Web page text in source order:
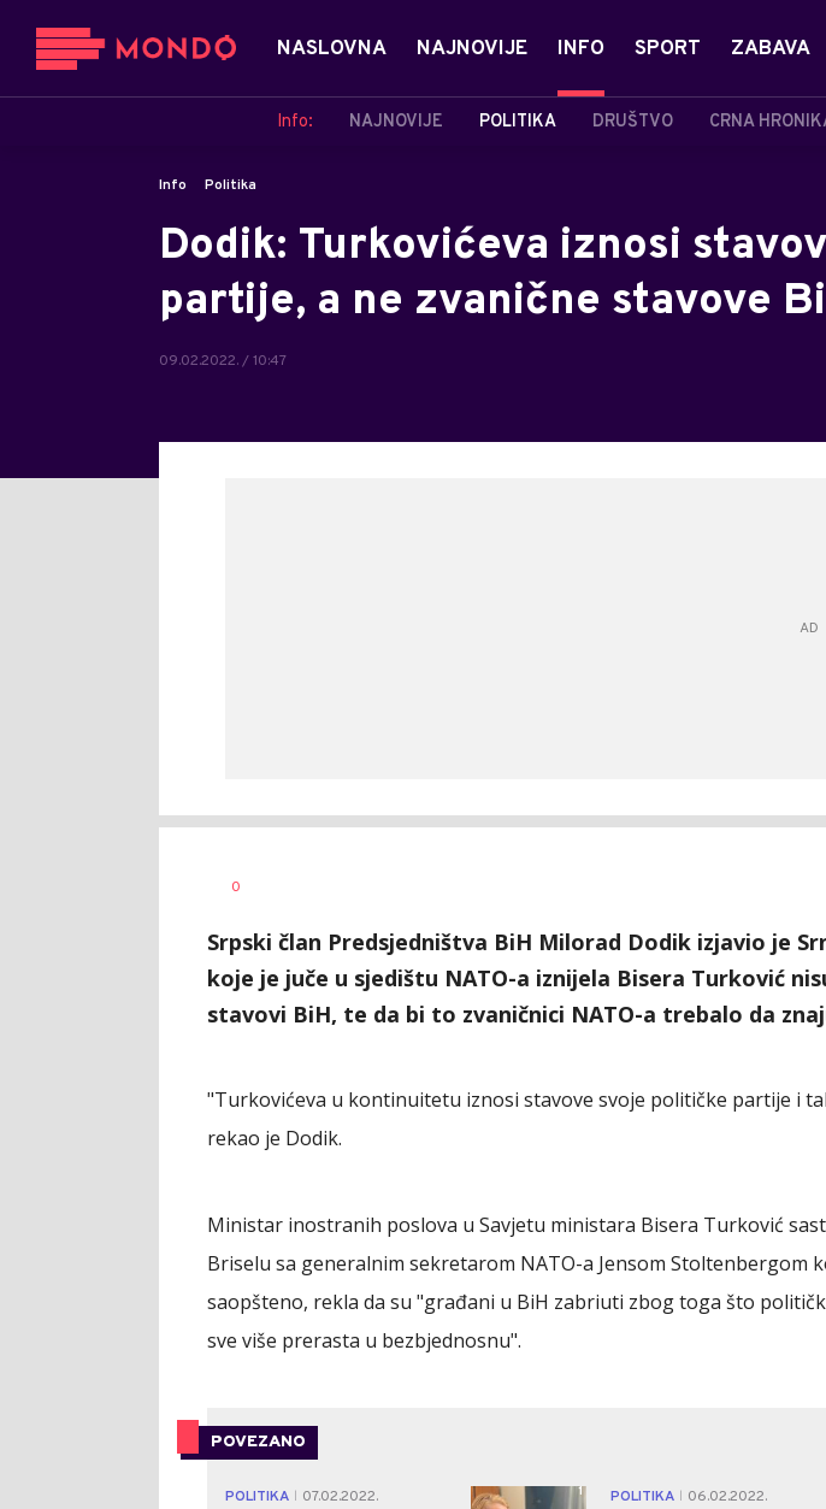
NASLOVNA NAJNOVIJE INFO
Info: NAJNOVIJE POLITIKA DRUŠTVO CRNA
SPORT ZABAVA
Info Politika
Dodik: Turkovićeva iznosi
partije, a ne zvanične stavove
09.02.2022. / 10:47
AUTOR
0
Srpski član Predsjedništva BiH Milorad Dodik izjavio je
koje je juče u sjedištu NATO-a iznijela Bisera Turković
stavovi BiH, te da bi to zvaničnici NATO-a trebalo da
"Turkovićeva u kontinuitetu iznosi stavove svoje političke partije i
rekao je Dodik.
Ministar inostranih poslova u Savjetu ministara Bisera Turković
Briselu sa generalnim sekretarom NATO-a Jensom Stoltenbergom
saopšteno, rekla da su "građani u BiH zabriuti zbog toga što
sve više prerasta u bezbjednosnu".
POVEZANO
POLITIKA
07.02.2022.
1 POLITIKA
06.02.2022.